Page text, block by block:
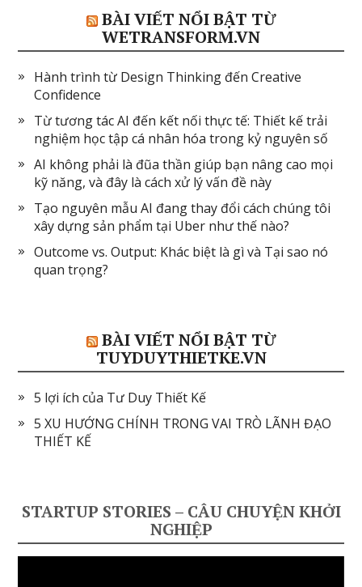
BÀI VIẾT NỔI BẬT TỪ
WETRANSFORM.VN
Hành trình từ Design Thinking đến Creative
Confidence
Từ tương tác AI đến kết nối thực tế: Thiết kế trải
nghiệm học tập cá nhân hóa trong kỷ nguyên số
AI không phải là đũa thần giúp bạn nâng cao mọi
kỹ năng, và đây là cách xử lý vấn đề này
Tạo nguyên mẫu AI đang thay đổi cách chúng tôi
xây dựng sản phẩm tại Uber như thế nào?
Outcome vs. Output: Khác biệt là gì và Tại sao nó
quan trọng?
BÀI VIẾT NỔI BẬT TỪ
TUYDUYTHIETKE.VN
5 lợi ích của Tư Duy Thiết Kế
5 XU HƯỚNG CHÍNH TRONG VAI TRÒ LÃNH ĐẠO
THIẾT KẾ
STARTUP STORIES – CÂU CHUYỆN KHỞI
NGHIỆP